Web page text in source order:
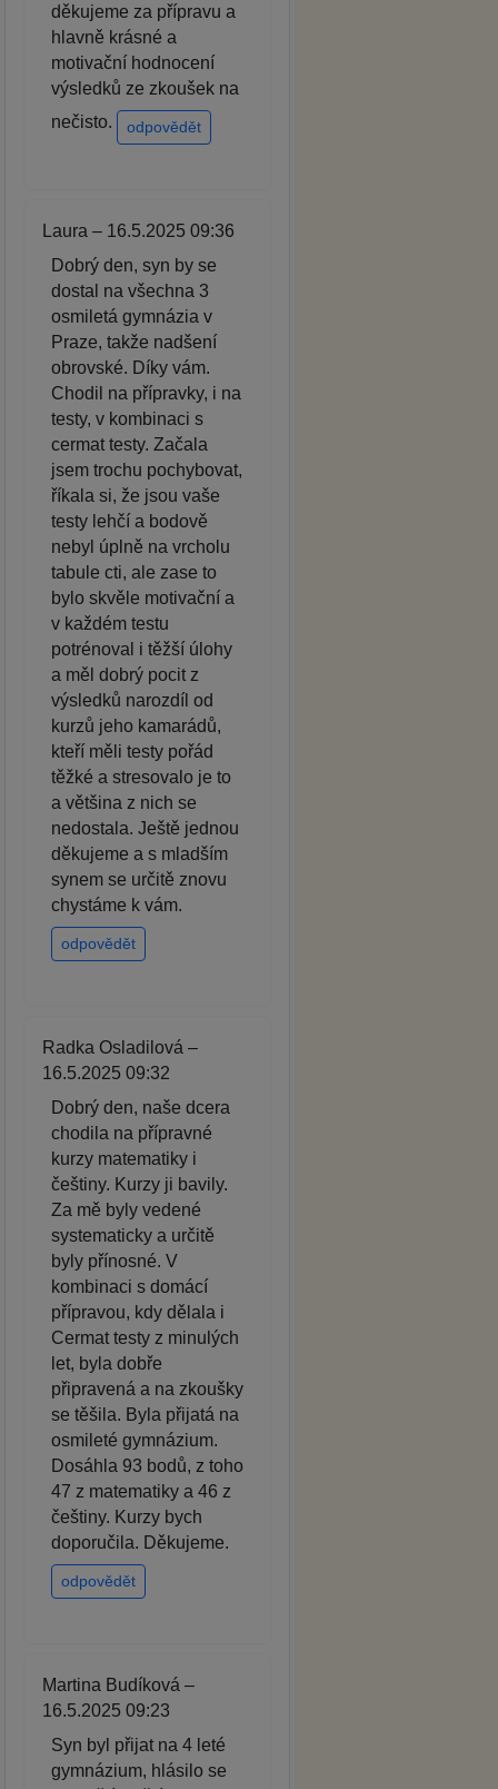
děkujeme za přípravu a
hlavně krásné a
motivační hodnocení
výsledků ze zkoušek na
nečisto.
odpovědět
Laura – 16.5.2025 09:36
Dobrý den, syn by se
dostal na všechna 3
osmiletá gymnázia v
Praze, takže nadšení
obrovské. Díky vám.
Chodil na přípravky, i na
testy, v kombinaci s
cermat testy. Začala
jsem trochu pochybovat,
říkala si, že jsou vaše
testy lehčí a bodově
nebyl úplně na vrcholu
tabule cti, ale zase to
bylo skvěle motivační a
v každém testu
potrénoval i těžší úlohy
a měl dobrý pocit z
výsledků narozdíl od
kurzů jeho kamarádů,
kteří měli testy pořád
těžké a stresovalo je to
a většina z nich se
nedostala. Ještě jednou
děkujeme a s mladším
synem se určitě znovu
chystáme k vám.
odpovědět
Radka Osladilová –
16.5.2025 09:32
Dobrý den, naše dcera
chodila na přípravné
kurzy matematiky i
češtiny. Kurzy ji bavily.
Za mě byly vedené
systematicky a určitě
byly přínosné. V
kombinaci s domácí
přípravou, kdy dělala i
Cermat testy z minulých
let, byla dobře
připravená a na zkoušky
se těšila. Byla přijatá na
osmileté gymnázium.
Dosáhla 93 bodů, z toho
47 z matematiky a 46 z
češtiny. Kurzy bych
doporučila. Děkujeme.
odpovědět
Martina Budíková –
16.5.2025 09:23
Syn byl přijat na 4 leté
gymnázium, hlásilo se